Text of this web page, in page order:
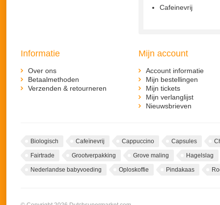
Cafeinevrij
Informatie
Over ons
Betaalmethoden
Verzenden & retourneren
Mijn account
Account informatie
Mijn bestellingen
Mijn tickets
Mijn verlanglijst
Nieuwsbrieven
Biologisch Cafeïnevrij Cappuccino Capsules
Fairtrade Grootverpakking Grove maling Hagelslag
Nederlandse babyvoeding Oploskoffie Pindakaas